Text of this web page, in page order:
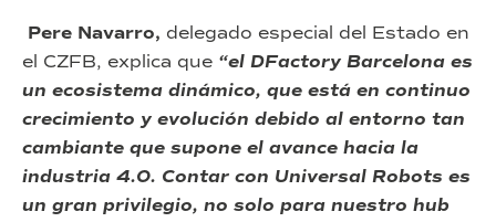
Pere Navarro, delegado especial del Estado en
el CZFB, explica que “el DFactory Barcelona es
un ecosistema dinámico, que está en continuo
crecimiento y evolución debido al entorno tan
cambiante que supone el avance hacia la
industria 4.0. Contar con Universal Robots es
un gran privilegio, no solo para nuestro hub